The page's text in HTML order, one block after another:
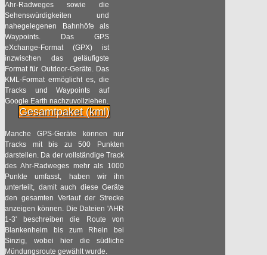
Ahr-Radweges sowie die
Sehenswürdigkeiten und
nahegelegenen Bahnhöfe als
Waypoints. Das GPS
eXchange-Format (GPX) ist
inzwischen das geläufigste
Format für Outdoor-Geräte. Das
KML-Format ermöglicht es, die
Tracks und Waypoints auf
Google Earth nachzuvollziehen.
Gesamtpaket (kml)
Manche GPS-Geräte können nur
Tracks mit bis zu 500 Punkten
darstellen. Da der vollständige Track
des Ahr-Radweges mehr als 1000
Punkte umfasst, haben wir ihn
unterteilt, damit auch diese Geräte
den gesamten Verlauf der Strecke
anzeigen können. Die Dateien 'AHR
1-3' beschreiben die Route von
Blankenheim bis zum Rhein bei
Sinzig, wobei hier die südliche
Mündungsroute gewählt wurde.